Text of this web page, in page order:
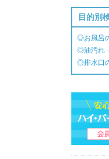
目的別
◎お風呂
◎油汚れ･
◎排水口